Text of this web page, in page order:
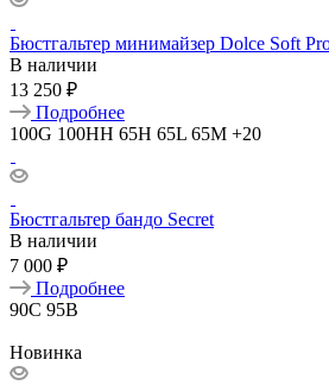
Бюстгальтер минимайзер Dolce Soft
В наличии
13 250 ₽
Подробнее
100G 100HH 65H 65L 65M +20
Бюстгальтер бандо Secret
В наличии
7 000 ₽
Подробнее
90C 95B
Новинка